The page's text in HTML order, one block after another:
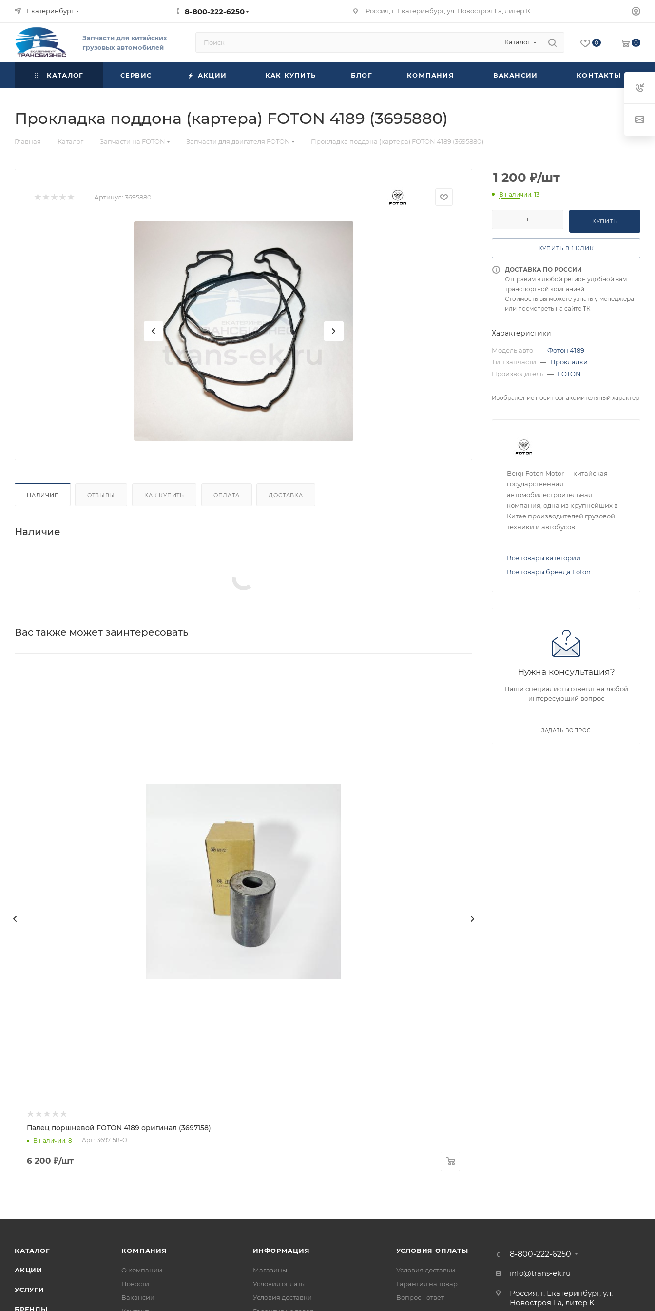
Екатеринбург 8-800-222-6250 Россия, г. Екатеринбург, ул. Новостроя 1 а, литер К
Запчасти для китайских
грузовых автомобилей
Каталог 0 0
КАТАЛОГ СЕРВИС АКЦИИ КАК КУПИТЬ БЛОГ КОМПАНИЯ ВАКАНСИИ КОНТАКТЫ
Прокладка поддона (картера) FOTON 4189 (3695880)
Главная — Каталог — Запчасти на FOTON — Запчасти для двигателя FOTON — Прокладка поддона (картера) FOTON 4189 (3695880)
Артикул: 3695880
НАЛИЧИЕ ОТЗЫВЫ КАК КУПИТЬ ОПЛАТА ДОСТАВКА
Наличие
Вас также может заинтересовать
Палец поршневой FOTON 4189 оригинал (3697158)
В наличии: 8 Арт.: 3697158-O
6 200 ₽/шт
1 200 ₽/шт
В наличии: 13
КУПИТЬ
КУПИТЬ В 1 КЛИК
ДОСТАВКА ПО РОССИИ
Отправим в любой регион удобной вам
транспортной компанией.
Стоимость вы можете узнать у менеджера
или посмотреть на сайте ТК
Характеристики
Модель авто — Фотон 4189
Тип запчасти — Прокладки
Производитель — FOTON
Изображение носит ознакомительный характер
Beiqi Foton Motor — китайская
государственная
автомобилестроительная
компания, одна из крупнейших в
Китае производителей грузовой
техники и автобусов.
Все товары категории
Все товары бренда Foton
Нужна консультация?
Наши специалисты ответят на любой
интересующий вопрос
ЗАДАТЬ ВОПРОС
КАТАЛОГ
АКЦИИ
УСЛУГИ
БРЕНДЫ
КОМПАНИЯ
О компании
Новости
Вакансии
ИНФОРМАЦИЯ
Магазины
Условия оплаты
Условия доставки
УСЛОВИЯ ОПЛАТЫ
Условия доставки
Гарантия на товар
Вопрос - ответ
8-800-222-6250
info@trans-ek.ru
Россия, г. Екатеринбург, ул.
Новостроя 1 а, литер К